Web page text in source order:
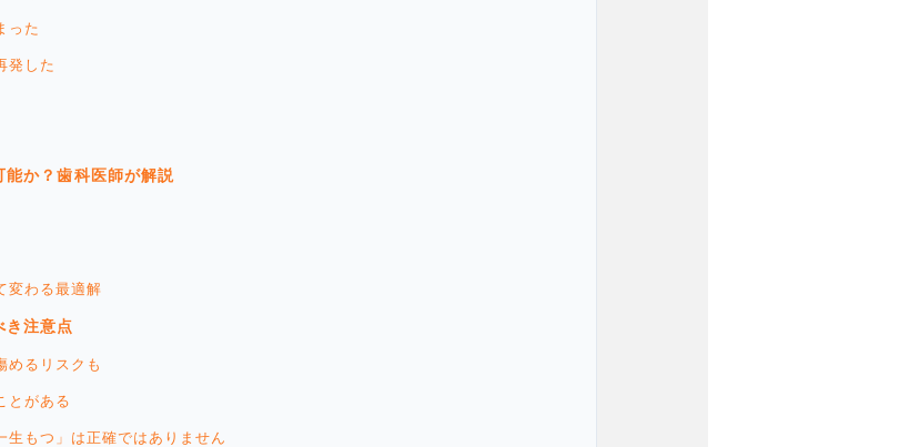
った
発した
か？歯科医師が解説
変わる最適解
き注意点
めるリスクも
とがある
もつ」は正確ではありません